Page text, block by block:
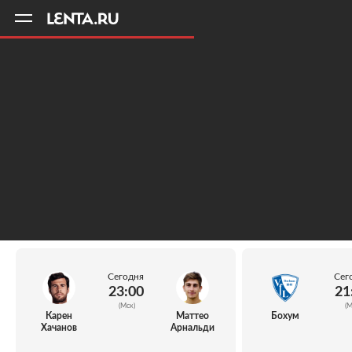
Карен
Хачанов
Сегодня
23:00
(Мск)
Маттео
Арнальди
Бохум